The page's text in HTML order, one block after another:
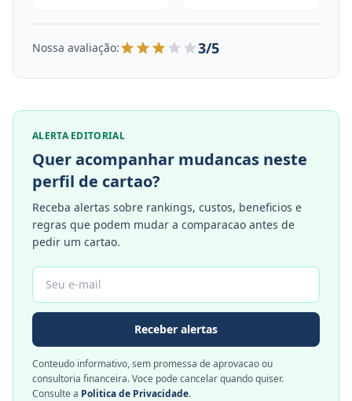
Nossa avaliação: 3/5
ALERTA EDITORIAL
Quer acompanhar mudancas neste
perfil de cartao?
Receba alertas sobre rankings, custos, beneficios e
regras que podem mudar a comparacao antes de
pedir um cartao.
Receber alertas
Conteudo informativo, sem promessa de aprovacao ou
consultoria financeira. Voce pode cancelar quando quiser.
Consulte a Politica de Privacidade.